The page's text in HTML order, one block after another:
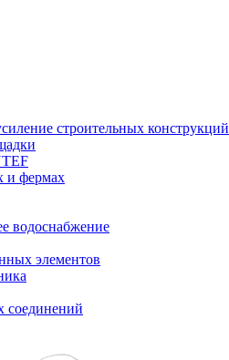
строительных конструкций
и фермах
водоснабжение
элементов
соединений